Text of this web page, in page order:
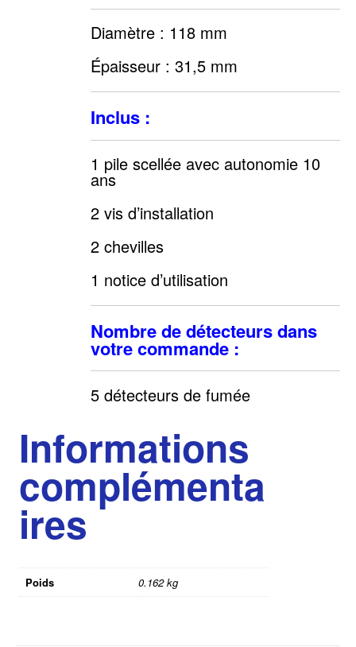
Diamètre : 118 mm
Épaisseur : 31,5 mm
Inclus :
1 pile scellée avec autonomie 10
ans
2 vis d’installation
2 chevilles
1 notice d’utilisation
Nombre de détecteurs dans
votre commande :
5 détecteurs de fumée
Informations
complémenta
ires
Poids 0.162 kg